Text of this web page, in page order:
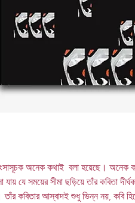
অনেক কথাই বলা হয়েছে। অনেক
যায় যে সময়ের সীমা ছড়িয়ে তাঁর কবিতা
তাঁর কবিতার আস্বাদই শুধু ভিন্ন নয়, কবি